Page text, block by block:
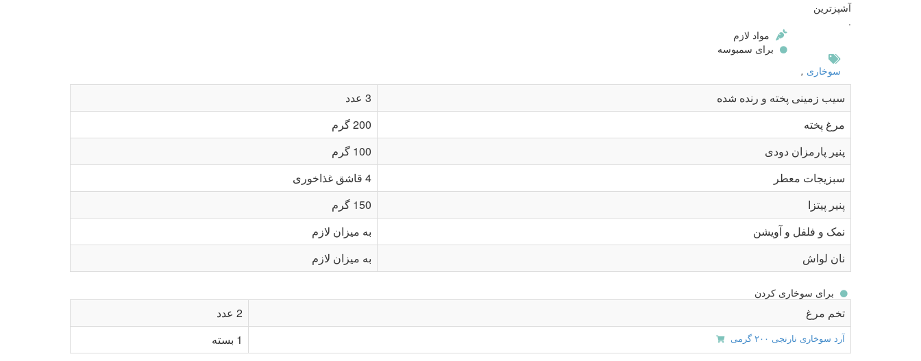
آشپزترین
.
سوخاری ,
مواد لازم
برای سمبوسه
سیب زمینی پخته و رنده شده
3 عدد
مرغ پخته
200 گرم
پنیر پارمزان دودی
100 گرم
سبزیجات معطر
4 قاشق غذاخوری
پنیر پیتزا
150 گرم
نمک و فلفل و آویشن
به میزان لازم
نان لواش
به میزان لازم
برای سوخاری کردن
تخم مرغ 2 عدد
آرد سوخاری نارنجی ۲۰۰ گرمی 1 بسته